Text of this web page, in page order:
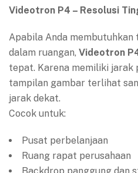
Videotron P4 – Resolusi
Apabila Anda membutuhkan
dalam ruangan, Videotron
tepat. Karena memiliki jarak
tampilan gambar terlihat
jarak dekat.
Cocok untuk:
Pusat perbelanjaan
Ruang rapat perusahaan